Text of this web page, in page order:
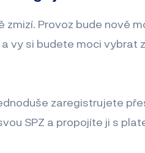
zmizí. Provoz bude nově
vy si budete moci vybrat
zaregistrujete
SPZ a propojíte ji s